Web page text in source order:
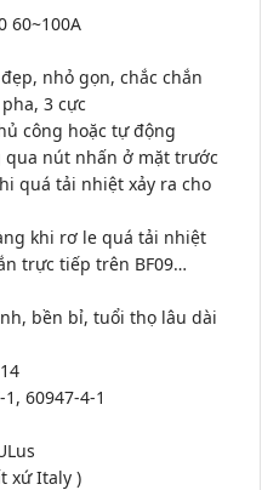
60~100A
nhỏ gọn, chắc chắn
3 cực
công hoặc tự động
qua nút nhấn ở mặt trước
quá tải nhiệt xảy ra cho
khi rơ le quá tải nhiệt
trực tiếp trên BF09…
bền bỉ, tuổi thọ lâu dài
60947-4-1
xứ Italy )